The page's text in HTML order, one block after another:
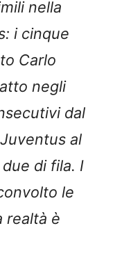
nella
i cinque
Carlo
negli
dal
al
di fila. I
le
realtà è